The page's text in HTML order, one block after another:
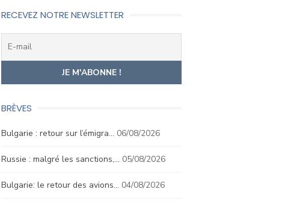
RECEVEZ NOTRE NEWSLETTER
BRÈVES
Bulgarie : retour sur l’émigra… 06/08/2026
Russie : malgré les sanctions,… 05/08/2026
Bulgarie: le retour des avions… 04/08/2026